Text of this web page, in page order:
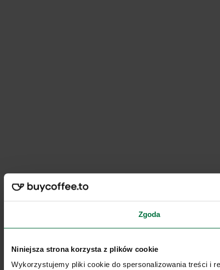
Zgoda
Niniejsza strona korzysta z plików cookie
Wykorzystujemy pliki cookie do spersonalizowania treści i